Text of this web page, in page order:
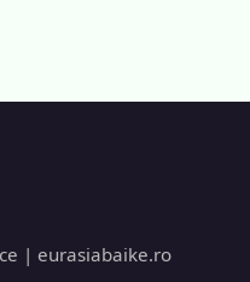
| eurasiabaike.ro